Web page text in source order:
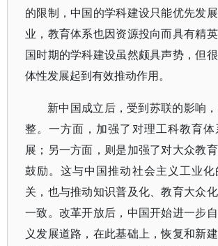
的限制，中国的学科建设只能优先发
业，教育体系也因资源投向而具有精
国时期的学科建设虽然颇具声势，但
体性发展起到有效推动作用。
新中国成立后，受到苏联的影响
整。一方面，加强了对理工科教育
展；另一方面，则是加强了对大众教
鼓励。这与中国推动社会主义工业
关，也与推动知识普及化、教育大众
一致。改革开放后，中国开始进一步
义发展道路，在此基础上，恢复和新